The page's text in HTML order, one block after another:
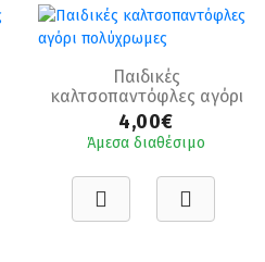
Παιδικές
καλτσοπαντόφλες αγόρι
πολύχρωμες
4,00€
Άμεσα διαθέσιμο